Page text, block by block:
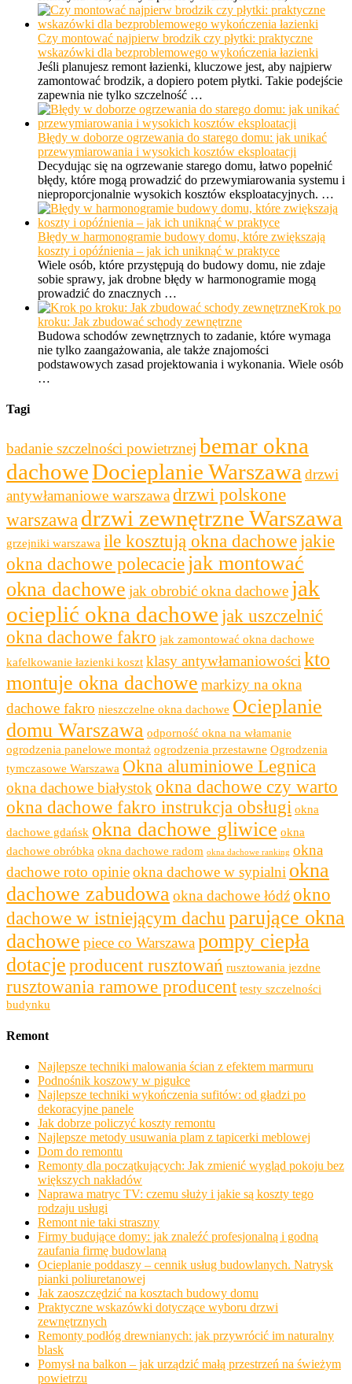
Czy montować najpierw brodzik czy płytki: praktyczne
wskazówki dla bezproblemowego wykończenia łazienki
Jeśli planujesz remont łazienki, kluczowe jest, aby najpierw
zamontować brodzik, a dopiero potem płytki. Takie podejście
zapewnia nie tylko szczelność …
Błędy w doborze ogrzewania do starego domu: jak unikać
przewymiarowania i wysokich kosztów eksploatacji
Decydując się na ogrzewanie starego domu, łatwo popełnić
błędy, które mogą prowadzić do przewymiarowania systemu i
nieproporcjonalnie wysokich kosztów eksploatacyjnych. …
Błędy w harmonogramie budowy domu, które zwiększają
koszty i opóźnienia – jak ich uniknąć w praktyce
Wiele osób, które przystępują do budowy domu, nie zdaje
sobie sprawy, jak drobne błędy w harmonogramie mogą
prowadzić do znacznych …
Krok po
kroku: Jak zbudować schody zewnętrzne
Budowa schodów zewnętrznych to zadanie, które wymaga
nie tylko zaangażowania, ale także znajomości
podstawowych zasad projektowania i wykonania. Wiele osób
…
Tagi
badanie szczelności powietrznej bemar okna
dachoweDocieplanie Warszawa drzwi
antywłamaniowe warszawadrzwi polskone
warszawa drzwi zewnętrzne Warszawa
grzejniki warszawa ile kosztują okna dachowe jakie
okna dachowe polecacie jak montować
okna dachowe jak obrobić okna dachowe jak
ocieplić okna dachowe jak uszczelnić
okna dachowe fakro jak zamontować okna dachowe
kafelkowanie łazienki koszt klasy antywłamaniowościkto
montuje okna dachowe markizy na okna
dachowe fakro nieszczelne okna dachowe Ocieplanie
domu Warszawa odporność okna na włamanie
ogrodzenia panelowe montaż ogrodzenia przestawne Ogrodzenia
tymczasowe Warszawa Okna aluminiowe Legnica
okna dachowe białystokokna dachowe czy warto
okna dachowe fakro instrukcja obsługi okna
dachowe gdańsk okna dachowe gliwice okna
dachowe obróbka okna dachowe radom okna dachowe ranking okna
dachowe roto opinieokna dachowe w sypialni okna
dachowe zabudowaokna dachowe łódźokno
dachowe w istniejącym dachu parujące okna
dachowe piece co Warszawapompy ciepła
dotacje producent rusztowań rusztowania jezdne
rusztowania ramowe producent testy szczelności
budynku
Remont
Najlepsze techniki malowania ścian z efektem marmuru
Podnośnik koszowy w pigułce
Najlepsze techniki wykończenia sufitów: od gładzi po
dekoracyjne panele
Jak dobrze policzyć koszty remontu
Najlepsze metody usuwania plam z tapicerki meblowej
Dom do remontu
Remonty dla początkujących: Jak zmienić wygląd pokoju bez
większych nakładów
Naprawa matryc TV: czemu służy i jakie są koszty tego
rodzaju usługi
Remont nie taki straszny
Firmy budujące domy: jak znaleźć profesjonalną i godną
zaufania firmę budowlaną
Ocieplanie poddaszy – cennik usług budowlanych. Natrysk
pianki poliuretanowej
Jak zaoszczędzić na kosztach budowy domu
Praktyczne wskazówki dotyczące wyboru drzwi
zewnętrznych
Remonty podłóg drewnianych: jak przywrócić im naturalny
blask
Pomysł na balkon – jak urządzić małą przestrzeń na świeżym
powietrzu